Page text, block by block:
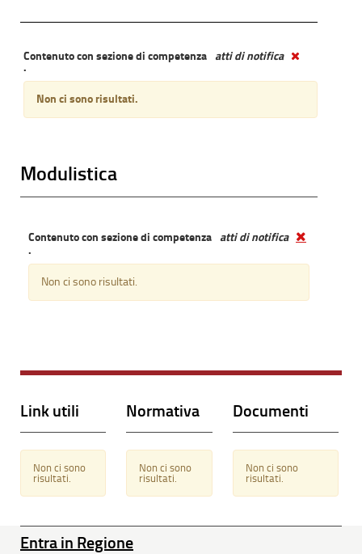
Contenuto con sezione di competenza atti di notifica
.
Non ci sono risultati.
Modulistica
Contenuto con sezione di competenza atti di notifica
.
Non ci sono risultati.
Link utili
Non ci sono
risultati.
Normativa
Non ci sono
risultati.
Documenti
Non ci sono
risultati.
Entra in Regione